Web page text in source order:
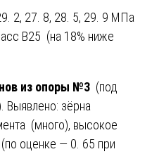
2, 27. 8, 28. 5, 29. 9 МПа
В25 (на 18% ниже
из опоры №3 (под
Выявлено: зёрна
(много), высокое
оценке — 0. 65 при